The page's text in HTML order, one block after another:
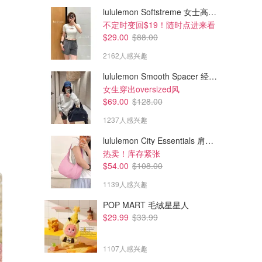
lululemon Softstreme 女士高腰短裤 10cm
不定时变回$19！随时点进来看
$29.00 $88.00
2162人感兴趣
lululemon Smooth Spacer 经典卫衣
女生穿出oversized风
$69.00 $128.00
1237人感兴趣
lululemon City Essentials 肩背包 4L
热卖！库存紧张
$54.00 $108.00
1139人感兴趣
POP MART 毛绒星星人
$29.99 $33.99
1107人感兴趣